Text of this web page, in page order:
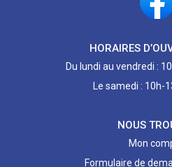
HORAIRES
Du lundi au vendredi :
Le samedi : 10h-
NOUS
Mon
Formulaire de